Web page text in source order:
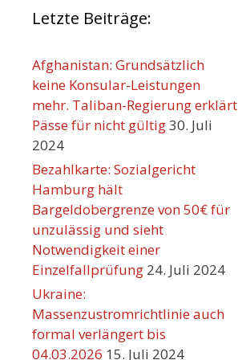
Letzte Beiträge:
Afghanistan: Grundsätzlich
keine Konsular-Leistungen
mehr. Taliban-Regierung erklärt
Pässe für nicht gültig30. Juli
2024
Bezahlkarte: Sozialgericht
Hamburg hält
Bargeldobergrenze von 50€ für
unzulässig und sieht
Notwendigkeit einer
Einzelfallprüfung 24. Juli 2024
Ukraine:
Massenzustromrichtlinie auch
formal verlängert bis
04.03.2026 15. Juli 2024